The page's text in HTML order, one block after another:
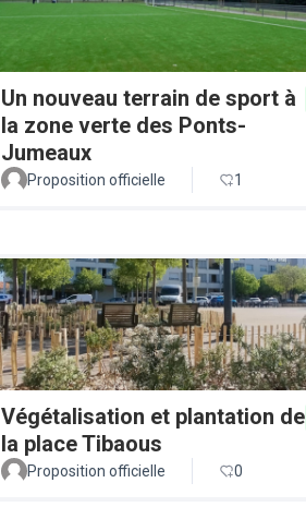
Un nouveau terrain de sport à
la zone verte des Ponts-
Jumeaux
Proposition officielle 1
Végétalisation et plantation de
la place Tibaous
Proposition officielle 0